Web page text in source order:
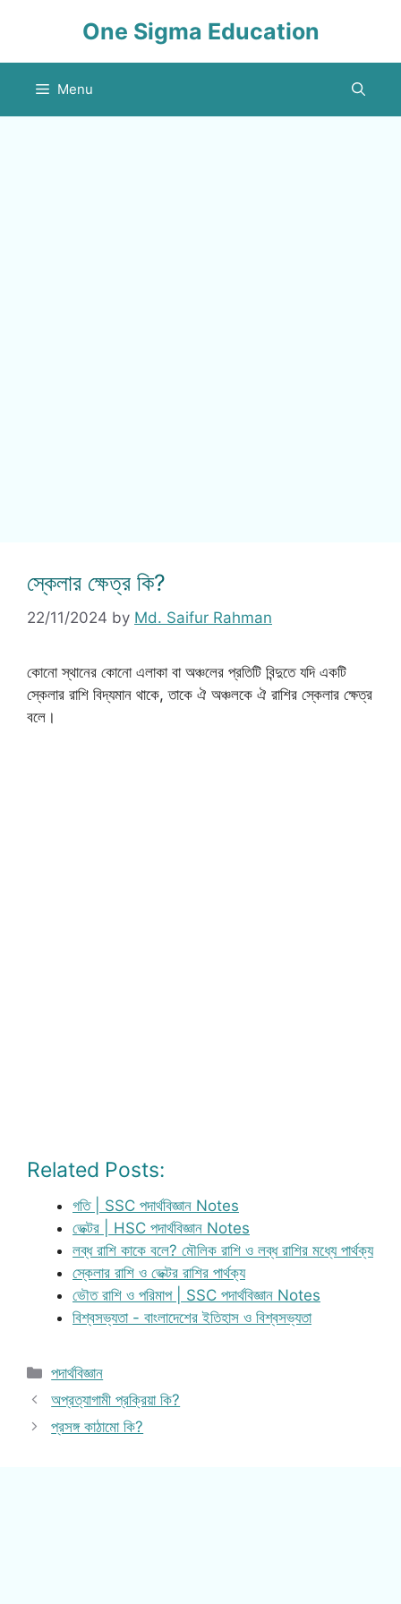
One Sigma Education
Menu
স্কেলার ক্ষেত্র কি?
22/11/2024 by Md. Saifur Rahman
কোনো স্থানের কোনো এলাকা বা অঞ্চলের প্রতিটি বিন্দুতে যদি একটি
স্কেলার রাশি বিদ্যমান থাকে, তাকে ঐ অঞ্চলকে ঐ রাশির স্কেলার ক্ষেত্র
বলে।
Related Posts:
গতি | SSC পদার্থবিজ্ঞান Notes
ভেক্টর | HSC পদার্থবিজ্ঞান Notes
লব্ধ রাশি কাকে বলে? মৌলিক রাশি ও লব্ধ রাশির মধ্যে পার্থক্য
স্কেলার রাশি ও ভেক্টর রাশির পার্থক্য
ভৌত রাশি ও পরিমাপ | SSC পদার্থবিজ্ঞান Notes
বিশ্বসভ্যতা - বাংলাদেশের ইতিহাস ও বিশ্বসভ্যতা
Categories
পদার্থবিজ্ঞান
অপ্রত্যাগামী প্রক্রিয়া কি?
প্রসঙ্গ কাঠামো কি?